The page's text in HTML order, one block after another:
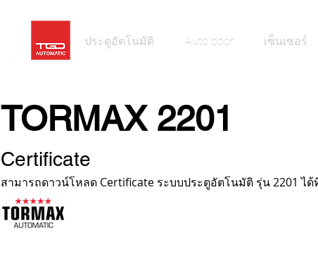
ประตูอัตโนมัติ Auto door เซ็นเซอร์
สามารถดาวน์โหลด Certificate ระบบประตูอัตโนมัติ รุ่น 2201 ไ
TORMAX 2201
Certificate